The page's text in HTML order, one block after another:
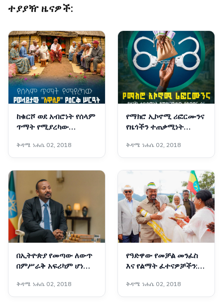
ተያያዥ ዜናዎች:
ከቁርሾ ወደ አብሮነት የሰላም
ጥማት የሚያረካው
ሥርዓት
ቅዳሜ ነሐሴ 02, 2018
የማክሮ ኢኮኖሚ ሪፎርሙንና
የዜጎችን ተጠቃሚነት
ስራ
ቅዳሜ ነሐሴ 02, 2018
በኢትዮጵያ የመጣው ለውጥ
በምሥራቅ አፍሪካም ሆነ
ጠቅላይ ሚኒስትር ዐቢይ
አሕመድ (ዶ/ር)
ቅዳሜ ነሐሴ 02, 2018
የዓድዋው የመቻል መንፈስ
እና የልማት ፈተናዎቻችን:
የመጨረሻውን ልዕልና
ትቀዳጃለች
ቅዳሜ ነሐሴ 02, 2018